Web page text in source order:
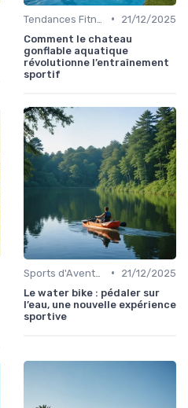
•
21/12/2025
Comment le chateau
gonflable aquatique
révolutionne l’entraînement
sportif
•
21/12/2025
Le water bike : pédaler sur
l’eau, une nouvelle expérience
sportive